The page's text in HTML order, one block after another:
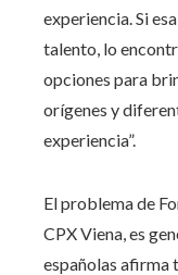
experiencia. Si
talento, lo
opciones para
orígenes y
experiencia”.
El problema de
CPX Viena, es
españolas afirma